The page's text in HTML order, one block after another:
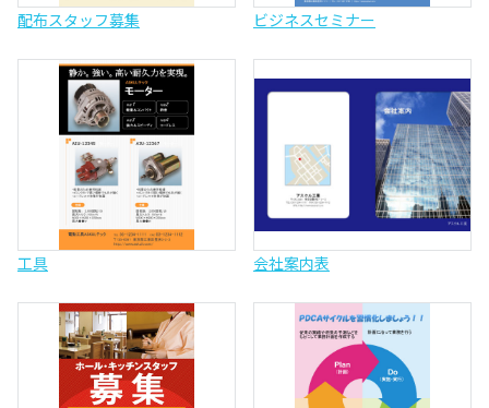
配布スタッフ募集 ビジネスセミナー
工具 会社案内表